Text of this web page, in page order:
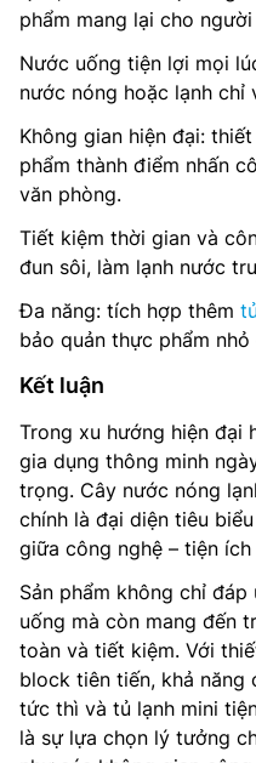
phẩm mang lại cho
Nước uống tiện lợi mọi
nước nóng hoặc lạnh
Không gian hiện đại:
phẩm thành điểm nhấn
văn phòng.
Tiết kiệm thời gian và
đun sôi, làm lạnh nước
Đa năng: tích hợp thêm
bảo quản thực phẩm nhỏ
Kết luận
Trong xu hướng hiện đại
gia dụng thông minh
trọng. Cây nước nóng
chính là đại diện tiêu
giữa công nghệ – tiện
Sản phẩm không chỉ
uống mà còn mang đến
toàn và tiết kiệm. Với
block tiên tiến, khả năng
tức thì và tủ lạnh mini
là sự lựa chọn lý tưởng